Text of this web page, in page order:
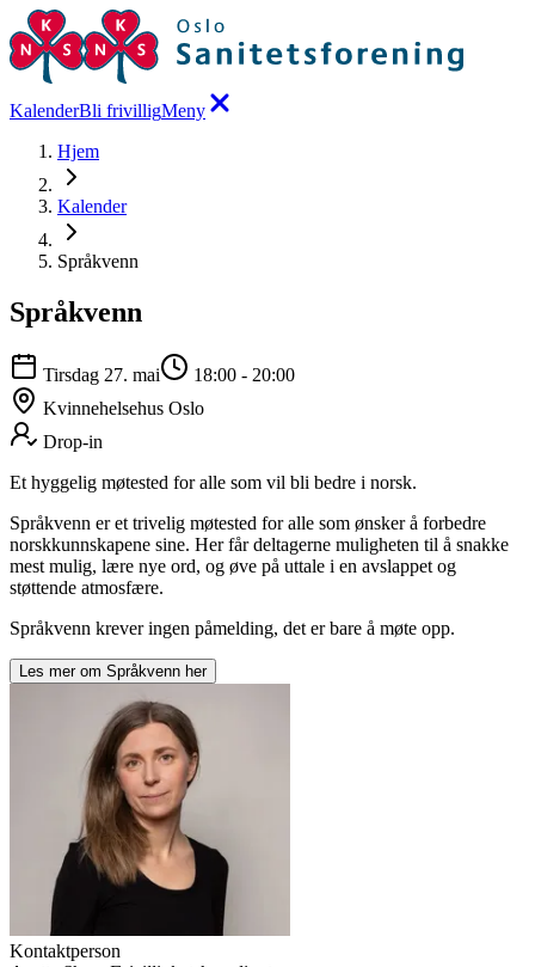
KalenderBli frivilligMeny
Hjem
Kalender
Språkvenn
Språkvenn
Tirsdag 27. mai 18:00 - 20:00
Kvinnehelsehus Oslo
Drop-in
Et hyggelig møtested for alle som vil bli bedre i norsk.
Språkvenn er et trivelig møtested for alle som ønsker å forbedre
norskkunnskapene sine. Her får deltagerne muligheten til å snakke
mest mulig, lære nye ord, og øve på uttale i en avslappet og
støttende atmosfære.
Språkvenn krever ingen påmelding, det er bare å møte opp.
Les mer om Språkvenn her
Kontaktperson